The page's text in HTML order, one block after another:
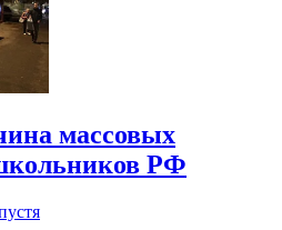
массовых
РФ